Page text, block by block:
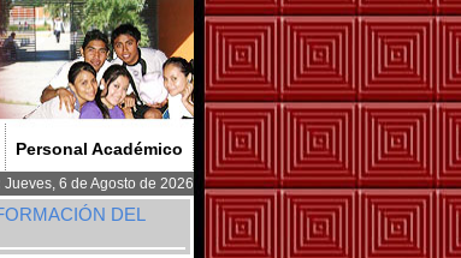
Personal Académico
Jueves, 6 de Agosto de 2026
DEL